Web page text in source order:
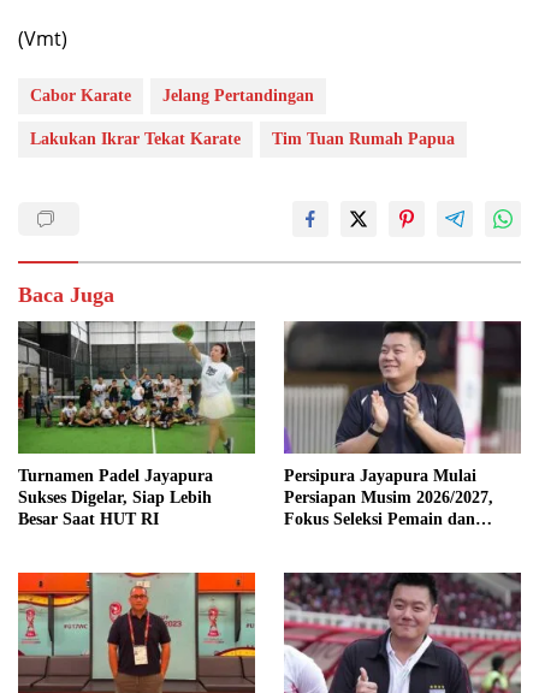
(Vmt)
Cabor Karate Jelang Pertandingan
Lakukan Ikrar Tekat Karate Tim Tuan Rumah Papua
Baca Juga
Turnamen Padel Jayapura
Sukses Digelar, Siap Lebih
Besar Saat HUT RI
Persipura Jayapura Mulai
Persiapan Musim 2026/2027,
Fokus Seleksi Pemain dan